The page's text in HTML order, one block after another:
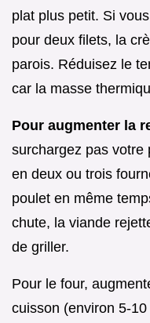
plat plus petit. Si
pour deux filets, la
parois. Réduisez le
car la masse
Pour augmenter la
surchargez pas votre
en deux ou trois
poulet en même
chute, la viande
de griller.
Pour le four,
cuisson (environ 5-